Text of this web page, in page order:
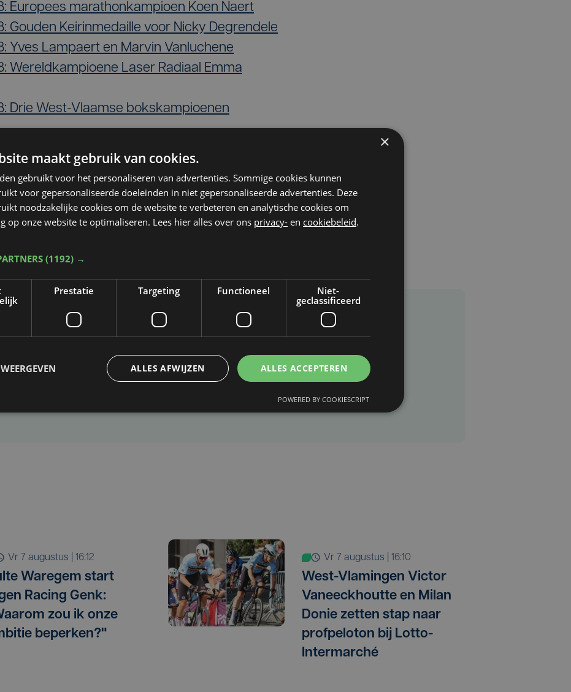
Europees marathonkampioen Koen Naert
Gouden Keirinmedaille voor Nicky Degrendele
Yves Lampaert en Marvin Vanluchene
Wereldkampioene Laser Radiaal Emma
Drie West-Vlaamse bokskampioenen
Heb je een taal- of schrijffout opgemerkt in dit artikel?
vr 7 augustus | 16:12
Waregem start
Racing Genk:
zou ik onze
beperken?"
vr 7 augustus | 16:10
West-Vlamingen Victor
Vaneeckhoutte en Milan
Donie zetten stap naar
profpeloton bij Lotto-
Intermarché
×
maakt gebruik van cookies.
gebruikt voor het personaliseren van advertenties. Sommige cookies kunnen
voor gepersonaliseerde doeleinden in niet gepersonaliseerde advertenties. Deze
noodzakelijke cookies om de website te verbeteren en analytische cookies om
op onze website te optimaliseren. Lees hier alles over ons privacy- en cookiebeleid.
(1192) →
Prestatie Targeting Functioneel
Niet-
geclassificeerd
ALLES ACCEPTEREN
ALLES AFWIJZEN
POWERED BY COOKIESCRIPT